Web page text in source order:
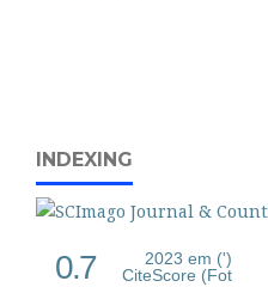
INDEXING
0.7
2023 em (')
CiteScore (Fot